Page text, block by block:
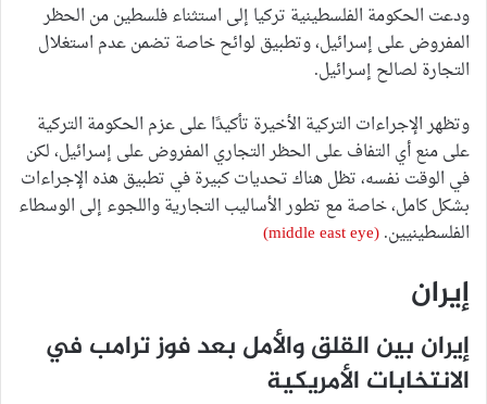
ودعت الحكومة الفلسطينية تركيا إلى استثناء فلسطين من الحظر
المفروض على إسرائيل، وتطبيق لوائح خاصة تضمن عدم استغلال
التجارة لصالح إسرائيل.
وتظهر الإجراءات التركية الأخيرة تأكيدًا على عزم الحكومة التركية
على منع أي التفاف على الحظر التجاري المفروض على إسرائيل، لكن
في الوقت نفسه، تظل هناك تحديات كبيرة في تطبيق هذه الإجراءات
بشكل كامل، خاصة مع تطور الأساليب التجارية واللجوء إلى الوسطاء
الفلسطينيين.(middle east eye)
إيران
إيران بين القلق والأمل بعد فوز ترامب في
الانتخابات الأمريكية